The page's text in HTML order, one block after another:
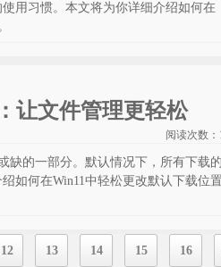
用习惯。本文将为你详细介绍如何在
让文件管理更轻松
阅读次数：
缺的一部分。默认情况下，所有下载
如何在Win11中轻松更改默认下载位置
12 13 14 15 16